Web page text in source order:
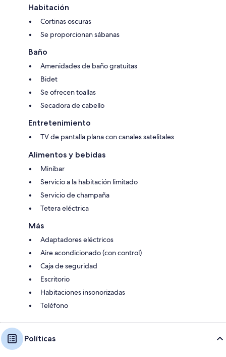
Habitación
Cortinas oscuras
Se proporcionan sábanas
Baño
Amenidades de baño gratuitas
Bidet
Se ofrecen toallas
Secadora de cabello
Entretenimiento
TV de pantalla plana con canales satelitales
Alimentos y bebidas
Minibar
Servicio a la habitación limitado
Servicio de champaña
Tetera eléctrica
Más
Adaptadores eléctricos
Aire acondicionado (con control)
Caja de seguridad
Escritorio
Habitaciones insonorizadas
Teléfono
Políticas